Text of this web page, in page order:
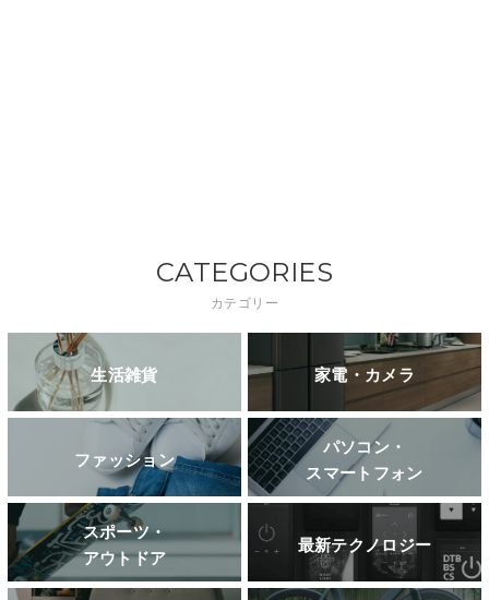
CATEGORIES
カテゴリー
生活雑貨 家電・カメラ
ファッション
パソコン・
スマートフォン
スポーツ・
アウトドア
最新テクノロジー